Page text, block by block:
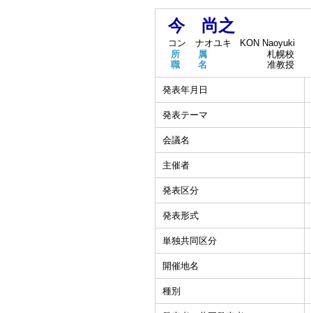
今 尚之
コン ナオユキ
KON Naoyuki
所 属
札幌校
職 名
准教授
発表年月日
発表テーマ
会議名
主催者
発表区分
発表形式
単独共同区分
開催地名
種別